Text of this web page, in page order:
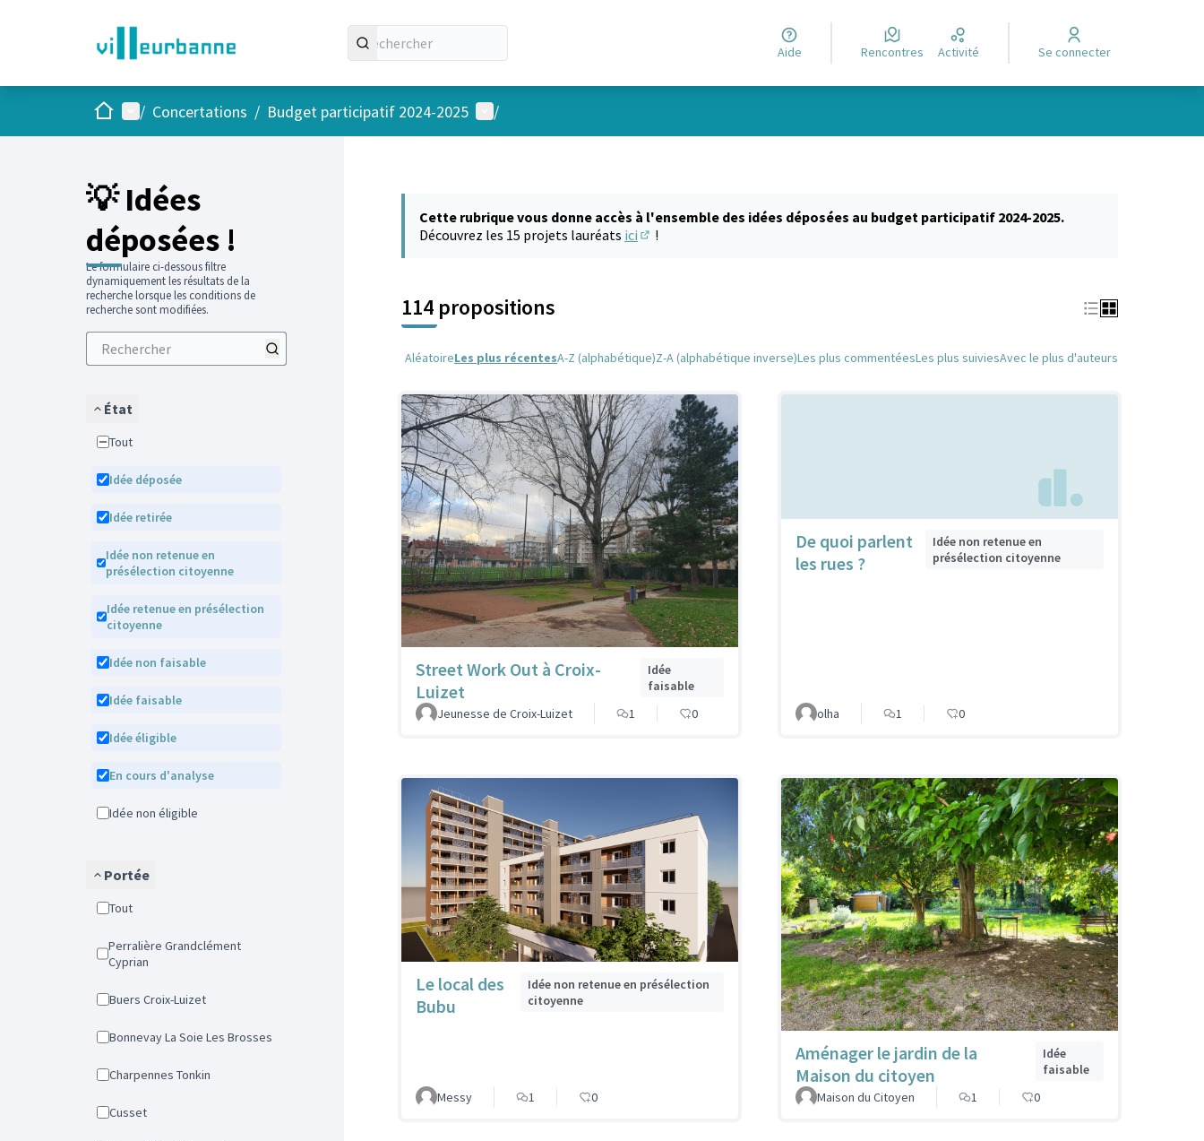
Aide Rencontres Activité Se connecter
AccueilMenu principal
/ Concertations / Budget participatif 2024-2025 Menu utilisateur
/
💡 Idées
déposées !
Le formulaire ci-dessous filtre
dynamiquement les résultats de la
recherche lorsque les conditions de
recherche sont modifiées.
État
Tout
Idée déposée
Idée retirée
Idée non retenue en
présélection citoyenne
Idée retenue en présélection
citoyenne
Idée non faisable
Idée faisable
Idée éligible
En cours d'analyse
Idée non éligible
Portée
Tout
Perralière Grandclément
Cyprian
Buers Croix-Luizet
Bonnevay La Soie Les Brosses
Charpennes Tonkin
Cusset
Cette rubrique vous donne accès à l'ensemble des idées déposées au budget participatif 2024-2025.
Découvrez les 15 projets lauréats ici !
114 propositions
AléatoireLes plus récentesA-Z (alphabétique)Z-A (alphabétique inverse)Les plus commentéesLes plus suiviesAvec le plus d'auteurs
Street Work Out à Croix-
Luizet
Idée
faisable
Jeunesse de Croix-Luizet
1 0
De quoi parlent
les rues ?
Idée non retenue en
présélection citoyenne
olha 1 0
Le local des
Bubu
Idée non retenue en présélection
citoyenne
Messy 1 0
Aménager le jardin de la
Maison du citoyen
Idée
faisable
Maison du Citoyen
1 0